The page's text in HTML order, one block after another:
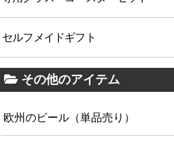
セルフメイドギフト
その他のアイテム
欧州のビール（単品売り）